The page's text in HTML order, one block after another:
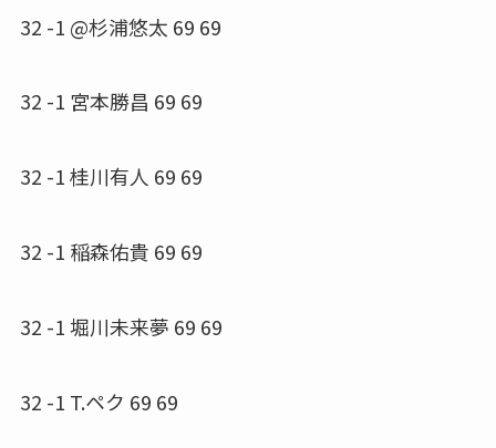
32 -1 @杉浦悠太 69 69
32 -1 宮本勝昌 69 69
32 -1 桂川有人 69 69
32 -1 稲森佑貴 69 69
32 -1 堀川未来夢 69 69
32 -1 T.ペク 69 69